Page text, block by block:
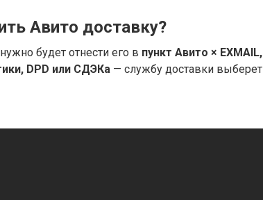
Авито доставку?
будет отнести его в пункт Авито × EXMAIL,
DPD или СДЭКа — службу доставки выберет